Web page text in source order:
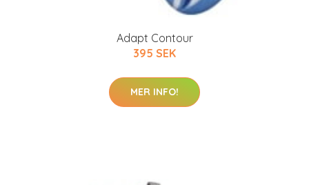
Adapt Contour
395 SEK
MER INFO!